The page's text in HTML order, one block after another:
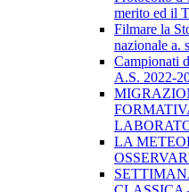
merito ed il
Filmare la
nazionale a.
Campionati
A.S. 2022-
LA